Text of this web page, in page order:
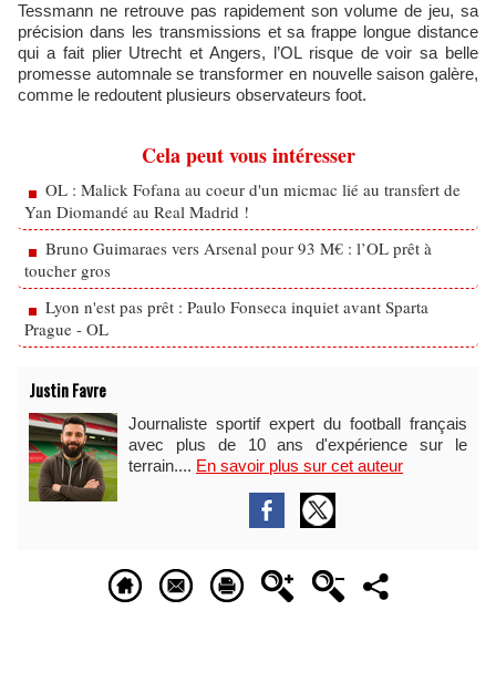
Tessmann ne retrouve pas rapidement son volume de jeu, sa
précision dans les transmissions et sa frappe longue distance
qui a fait plier Utrecht et Angers, l’OL risque de voir sa belle
promesse automnale se transformer en nouvelle saison galère,
comme le redoutent plusieurs observateurs foot.
Cela peut vous intéresser
OL : Malick Fofana au coeur d'un micmac lié au transfert de
Yan Diomandé au Real Madrid !
Bruno Guimaraes vers Arsenal pour 93 M€ : l’OL prêt à
toucher gros
Lyon n'est pas prêt : Paulo Fonseca inquiet avant Sparta
Prague - OL
Justin Favre
Journaliste sportif expert du football français
avec plus de 10 ans d'expérience sur le
terrain.... En savoir plus sur cet auteur